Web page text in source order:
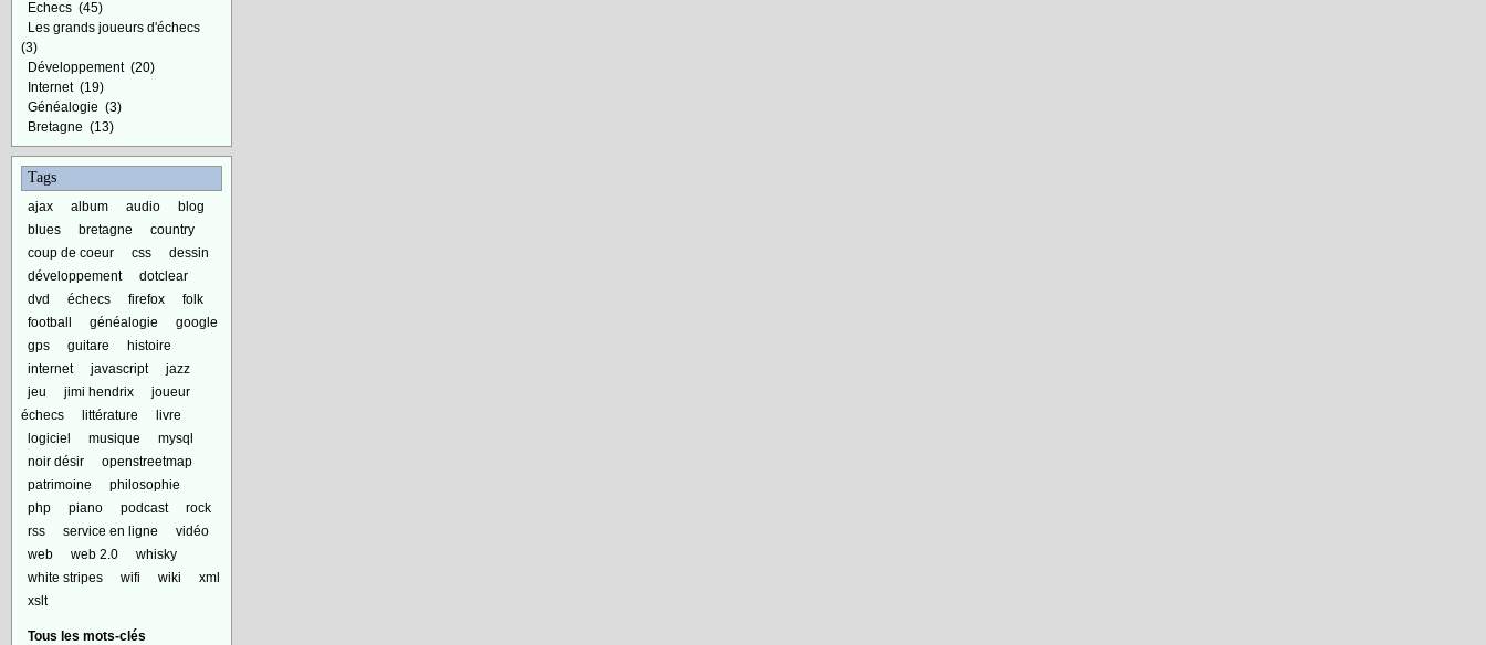
Echecs (45)
Les grands joueurs d'échecs
(3)
Développement (20)
Internet (19)
Généalogie (3)
Bretagne (13)
Tags
ajax album audio
blog
blues
bretagne
country
coup de coeur
css
dessin
développement
dotclear
dvd
échecs firefox
folk
football
généalogie
google
gps
guitare
histoire
internet
javascript
jazz
jeu
jimi hendrix
joueur
échecs
littérature
livre
logiciel
musique
mysql
noir désir
openstreetmap
patrimoine
philosophie
php
piano podcast
rock
rss
service en ligne
vidéo
web
web 2.0
whisky
white stripes
wifi wiki
xml
xslt
Tous les mots-clés